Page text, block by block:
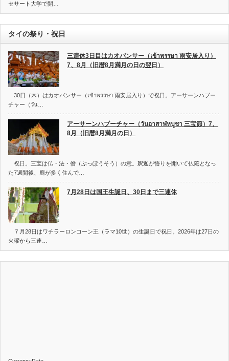
セサート大学で開…
タイの祭り・祝日
三連休3日目はカオパンサー（เข้าพรรษา 雨安居入り）
7、8月（旧暦8月満月の日の翌日）
30日（木）はカオパンサー（เข้าพรรษา 雨安居入り）で祝日。アーサーンハブー
チャー（วัน…
アーサーンハブーチャー（วันอาสาฬหบูชา 三宝節）7、
8月（旧暦8月満月の日）
祝日。三宝は仏・法・僧（ぶっぽうそう）の意。釈迦が悟りを開いて仏陀となっ
た7週間後、鹿が多く住んで…
7月28日は国王生誕日、30日まで三連休
７月28日はワチラーロンコーン王（ラマ10世）の生誕日で祝日。2026年は27日の
火曜から三連…